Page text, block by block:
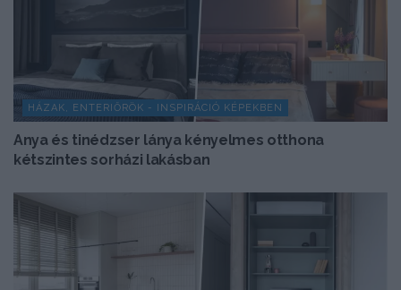
HÁZAK, ENTERIŐRÖK - INSPIRÁCIÓ KÉPEKBEN
Anya és tinédzser lánya kényelmes otthona
kétszintes sorházi lakásban